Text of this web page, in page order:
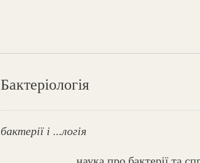
Бактеріологія
бактерії і ...логія